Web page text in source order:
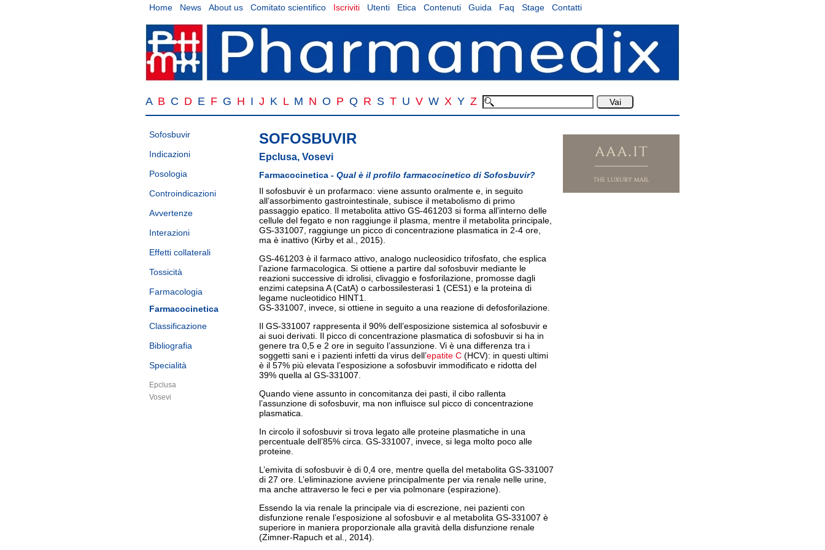
Home News About us Comitato scientifico Iscriviti Utenti Etica Contenuti Guida Faq Stage Contatti
A B C D E F G H I J K L M N O P Q R S T U V W X Y Z
Sofosbuvir
Indicazioni
Posologia
Controindicazioni
Avvertenze
Interazioni
Effetti collaterali
Tossicità
Farmacologia
Farmacocinetica
Classificazione
Bibliografia
Specialità
Epclusa
Vosevi
SOFOSBUVIR
Epclusa, Vosevi
Farmacocinetica - Qual è il profilo farmacocinetico di Sofosbuvir?
Il sofosbuvir è un profarmaco: viene assunto oralmente e, in seguito
all’assorbimento gastrointestinale, subisce il metabolismo di primo
passaggio epatico. Il metabolita attivo GS-461203 si forma all’interno delle
cellule del fegato e non raggiunge il plasma, mentre il metabolita principale,
GS-331007, raggiunge un picco di concentrazione plasmatica in 2-4 ore,
ma è inattivo (Kirby et al., 2015).
GS-461203 è il farmaco attivo, analogo nucleosidico trifosfato, che esplica
l’azione farmacologica. Si ottiene a partire dal sofosbuvir mediante le
reazioni successive di idrolisi, clivaggio e fosforilazione, promosse dagli
enzimi catepsina A (CatA) o carbossilesterasi 1 (CES1) e la proteina di
legame nucleotidico HINT1.
GS-331007, invece, si ottiene in seguito a una reazione di defosforilazione.
Il GS-331007 rappresenta il 90% dell’esposizione sistemica al sofosbuvir e
ai suoi derivati. Il picco di concentrazione plasmatica di sofosbuvir si ha in
genere tra 0,5 e 2 ore in seguito l’assunzione. Vi è una differenza tra i
soggetti sani e i pazienti infetti da virus dell’epatite C (HCV): in questi ultimi
è il 57% più elevata l’esposizione a sofosbuvir immodificato e ridotta del
39% quella al GS-331007.
Quando viene assunto in concomitanza dei pasti, il cibo rallenta
l’assunzione di sofosbuvir, ma non influisce sul picco di concentrazione
plasmatica.
In circolo il sofosbuvir si trova legato alle proteine plasmatiche in una
percentuale dell’85% circa. GS-331007, invece, si lega molto poco alle
proteine.
L’emivita di sofosbuvir è di 0,4 ore, mentre quella del metabolita GS-331007
di 27 ore. L’eliminazione avviene principalmente per via renale nelle urine,
ma anche attraverso le feci e per via polmonare (espirazione).
Essendo la via renale la principale via di escrezione, nei pazienti con
disfunzione renale l’esposizione al sofosbuvir e al metabolita GS-331007 è
superiore in maniera proporzionale alla gravità della disfunzione renale
(Zimner-Rapuch et al., 2014).